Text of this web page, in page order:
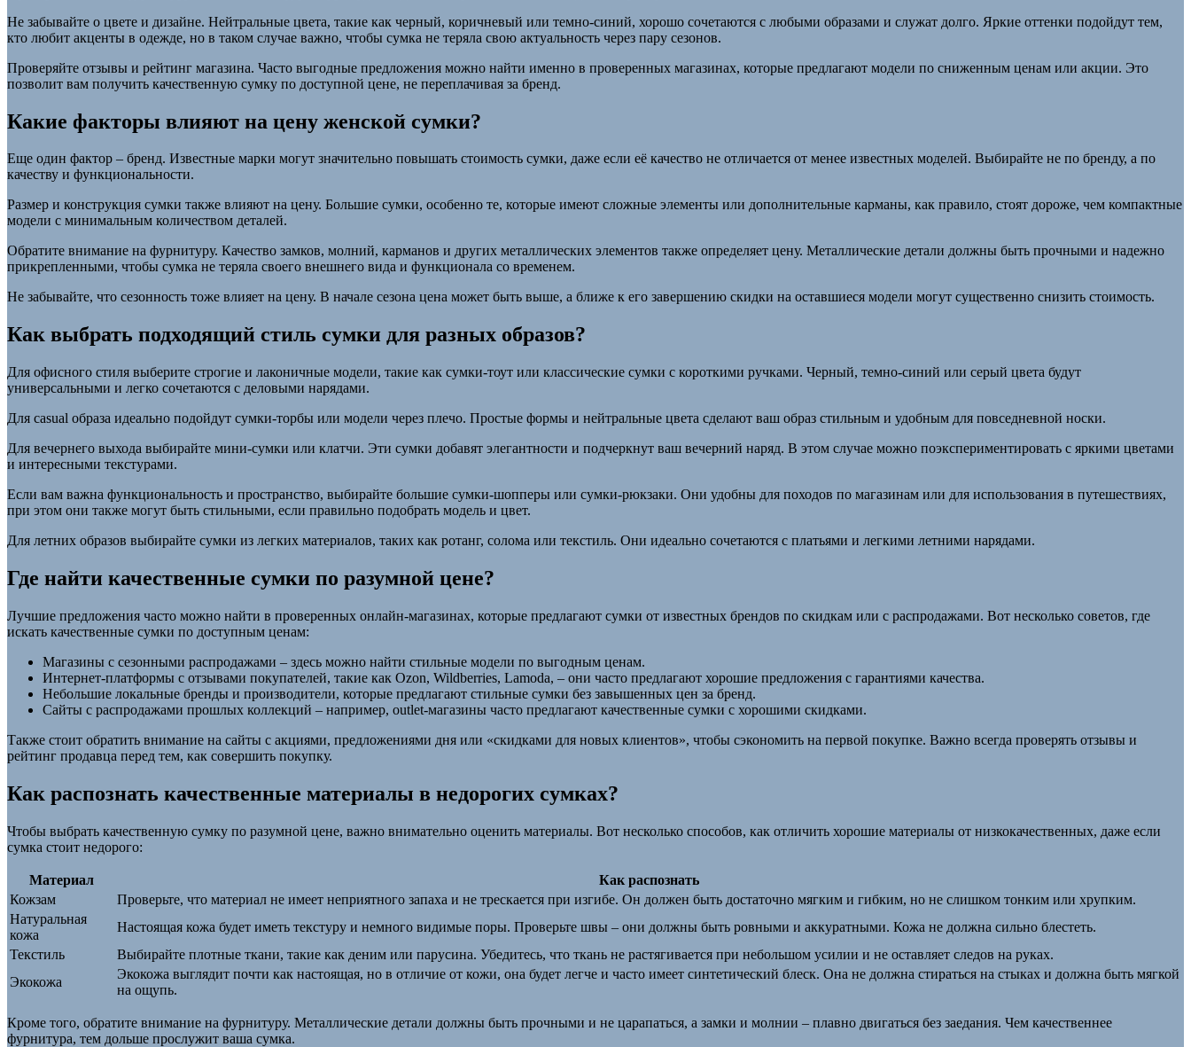
Не забывайте о цвете и дизайне. Нейтральные цвета, такие как черный, коричневый или темно-синий, хорошо сочетаются с любыми образами и служат долго. Яркие оттенки подойдут тем,
кто любит акценты в одежде, но в таком случае важно, чтобы сумка не теряла свою актуальность через пару сезонов.
Проверяйте отзывы и рейтинг магазина. Часто выгодные предложения можно найти именно в проверенных магазинах, которые предлагают модели по сниженным ценам или акции. Это
позволит вам получить качественную сумку по доступной цене, не переплачивая за бренд.
Какие факторы влияют на цену женской сумки?
Еще один фактор – бренд. Известные марки могут значительно повышать стоимость сумки, даже если её качество не отличается от менее известных моделей. Выбирайте не по бренду, а по
качеству и функциональности.
Размер и конструкция сумки также влияют на цену. Большие сумки, особенно те, которые имеют сложные элементы или дополнительные карманы, как правило, стоят дороже, чем компактные
модели с минимальным количеством деталей.
Обратите внимание на фурнитуру. Качество замков, молний, карманов и других металлических элементов также определяет цену. Металлические детали должны быть прочными и надежно
прикрепленными, чтобы сумка не теряла своего внешнего вида и функционала со временем.
Не забывайте, что сезонность тоже влияет на цену. В начале сезона цена может быть выше, а ближе к его завершению скидки на оставшиеся модели могут существенно снизить стоимость.
Как выбрать подходящий стиль сумки для разных образов?
Для офисного стиля выберите строгие и лаконичные модели, такие как сумки-тоут или классические сумки с короткими ручками. Черный, темно-синий или серый цвета будут
универсальными и легко сочетаются с деловыми нарядами.
Для casual образа идеально подойдут сумки-торбы или модели через плечо. Простые формы и нейтральные цвета сделают ваш образ стильным и удобным для повседневной носки.
Для вечернего выхода выбирайте мини-сумки или клатчи. Эти сумки добавят элегантности и подчеркнут ваш вечерний наряд. В этом случае можно поэкспериментировать с яркими цветами
и интересными текстурами.
Если вам важна функциональность и пространство, выбирайте большие сумки-шопперы или сумки-рюкзаки. Они удобны для походов по магазинам или для использования в путешествиях,
при этом они также могут быть стильными, если правильно подобрать модель и цвет.
Для летних образов выбирайте сумки из легких материалов, таких как ротанг, солома или текстиль. Они идеально сочетаются с платьями и легкими летними нарядами.
Где найти качественные сумки по разумной цене?
Лучшие предложения часто можно найти в проверенных онлайн-магазинах, которые предлагают сумки от известных брендов по скидкам или с распродажами. Вот несколько советов, где
искать качественные сумки по доступным ценам:
Магазины с сезонными распродажами – здесь можно найти стильные модели по выгодным ценам.
Интернет-платформы с отзывами покупателей, такие как Ozon, Wildberries, Lamoda, – они часто предлагают хорошие предложения с гарантиями качества.
Небольшие локальные бренды и производители, которые предлагают стильные сумки без завышенных цен за бренд.
Сайты с распродажами прошлых коллекций – например, outlet-магазины часто предлагают качественные сумки с хорошими скидками.
Также стоит обратить внимание на сайты с акциями, предложениями дня или «скидками для новых клиентов», чтобы сэкономить на первой покупке. Важно всегда проверять отзывы и
рейтинг продавца перед тем, как совершить покупку.
Как распознать качественные материалы в недорогих сумках?
Чтобы выбрать качественную сумку по разумной цене, важно внимательно оценить материалы. Вот несколько способов, как отличить хорошие материалы от низкокачественных, даже если
сумка стоит недорого:
Материал
Как распознать
Кожзам
Проверьте, что материал не имеет неприятного запаха и не трескается при изгибе. Он должен быть достаточно мягким и гибким, но не слишком тонким или хрупким.
Натуральная
кожа
Настоящая кожа будет иметь текстуру и немного видимые поры. Проверьте швы – они должны быть ровными и аккуратными. Кожа не должна сильно блестеть.
Текстиль
Выбирайте плотные ткани, такие как деним или парусина. Убедитесь, что ткань не растягивается при небольшом усилии и не оставляет следов на руках.
Экокожа
Экокожа выглядит почти как настоящая, но в отличие от кожи, она будет легче и часто имеет синтетический блеск. Она не должна стираться на стыках и должна быть мягкой
на ощупь.
Кроме того, обратите внимание на фурнитуру. Металлические детали должны быть прочными и не царапаться, а замки и молнии – плавно двигаться без заедания. Чем качественнее
фурнитура, тем дольше прослужит ваша сумка.